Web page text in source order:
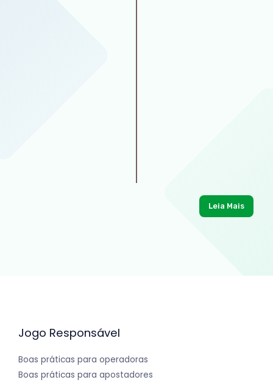
Leia Mais
Jogo Responsável
Boas práticas para operadoras
Boas práticas para apostadores